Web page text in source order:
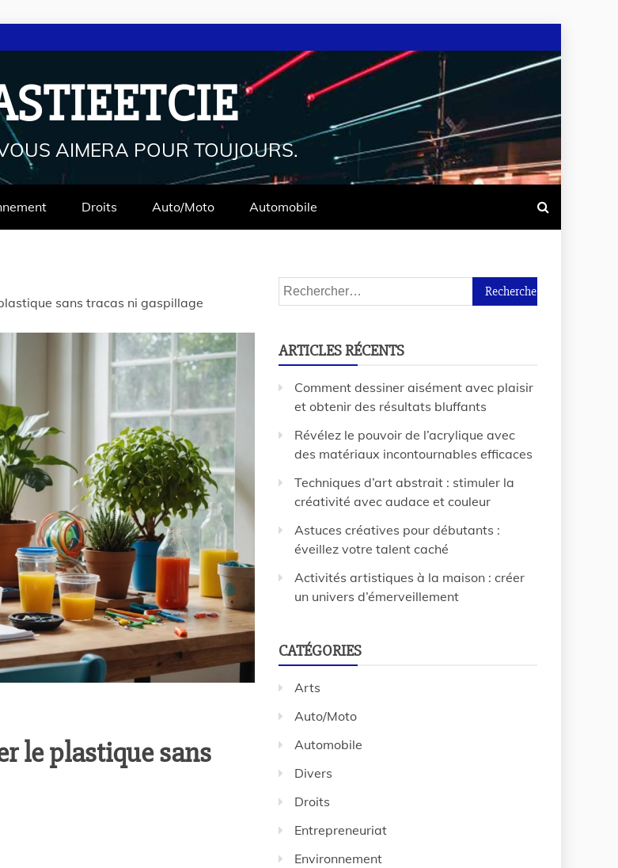
AIMERA POUR TOUJOURS.
Droits Auto/Moto Automobile
sans tracas ni gaspillage
le plastique sans
ARTICLES RÉCENTS
Comment dessiner aisément avec plaisir
et obtenir des résultats bluffants
Révélez le pouvoir de l’acrylique avec
des matériaux incontournables efficaces
Techniques d’art abstrait : stimuler la
créativité avec audace et couleur
Astuces créatives pour débutants :
éveillez votre talent caché
Activités artistiques à la maison : créer
un univers d’émerveillement
CATÉGORIES
Arts
Auto/Moto
Automobile
Divers
Droits
Entrepreneuriat
Environnement